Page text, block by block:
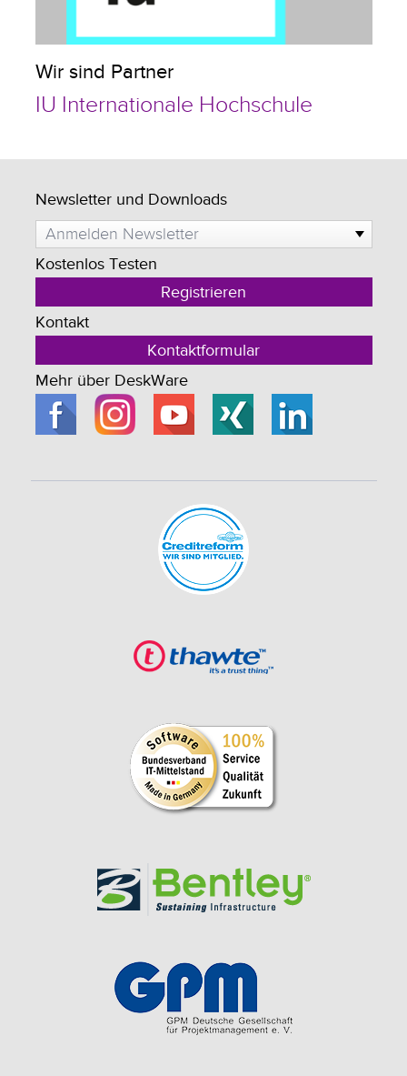
Wir sind Partner
IU Internationale Hochschule
Newsletter und Downloads
Anmelden Newsletter
Kostenlos Testen
Registrieren
Kontakt
Kontaktformular
Mehr über DeskWare